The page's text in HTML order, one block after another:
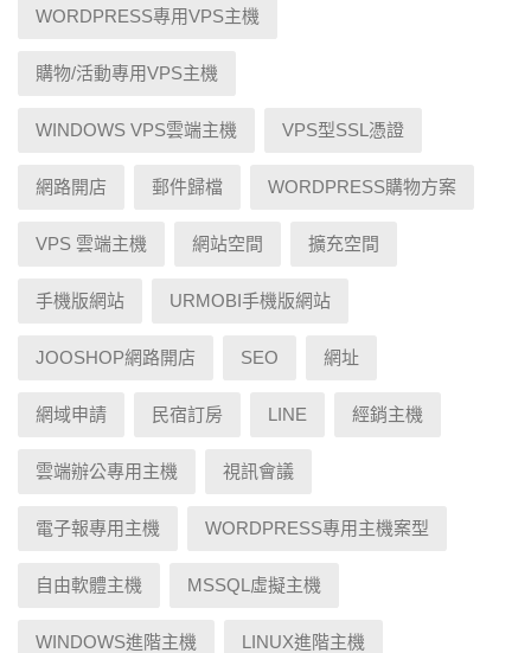
WORDPRESS專用VPS主機
購物/活動專用VPS主機
WINDOWS VPS雲端主機 VPS型SSL憑證
網路開店 郵件歸檔 WORDPRESS購物方案
VPS 雲端主機 網站空間 擴充空間
手機版網站 URMOBI手機版網站
JOOSHOP網路開店 SEO 網址
網域申請 民宿訂房 LINE 經銷主機
雲端辦公專用主機 視訊會議
電子報專用主機 WORDPRESS專用主機案型
自由軟體主機 MSSQL虛擬主機
WINDOWS進階主機 LINUX進階主機